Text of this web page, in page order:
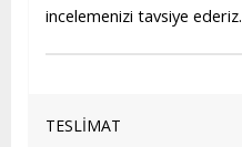
incelemenizi tavsiye ederiz.
TESLİMAT